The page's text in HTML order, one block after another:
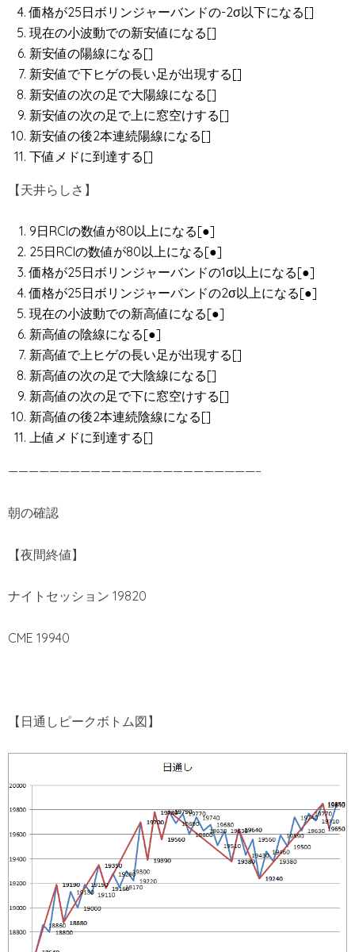
価格が25日ボリンジャーバンドの-2σ以下になる[]
現在の小波動での新安値になる[]
新安値の陽線になる[]
新安値で下ヒゲの長い足が出現する[]
新安値の次の足で大陽線になる[]
新安値の次の足で上に窓空けする[]
新安値の後2本連続陽線になる[]
下値メドに到達する[]
【天井らしさ】
9日RCIの数値が80以上になる[●]
25日RCIの数値が80以上になる[●]
価格が25日ボリンジャーバンドの1σ以上になる[●]
価格が25日ボリンジャーバンドの2σ以上になる[●]
現在の小波動での新高値になる[●]
新高値の陰線になる[●]
新高値で上ヒゲの長い足が出現する[]
新高値の次の足で大陰線になる[]
新高値の次の足で下に窓空けする[]
新高値の後2本連続陰線になる[]
上値メドに到達する[]
————————————————————————–
朝の確認
【夜間終値】
ナイトセッション 19820
CME 19940
【日通しピークボトム図】